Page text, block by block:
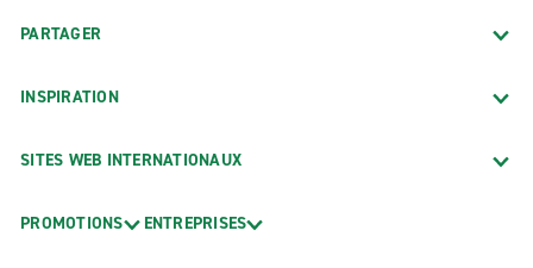
PARTAGER
INSPIRATION
SITES WEB INTERNATIONAUX
PROMOTIONS ENTREPRISES